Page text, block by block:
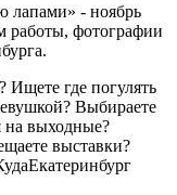
лапами» - ноябрь
работы, фотографии
Ищете где погулять
Выбираете
на выходные?
выставки?